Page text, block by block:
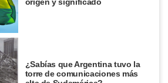
origen y significado
¿Sabías que Argentina tuvo la
torre de comunicaciones más